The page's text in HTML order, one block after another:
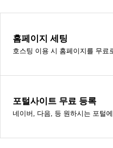
홈페이지 세팅
호스팅 이용 시 홈페이지를 무료
포털사이트 무료 등록
네이버, 다음, 등 원하시는 포털